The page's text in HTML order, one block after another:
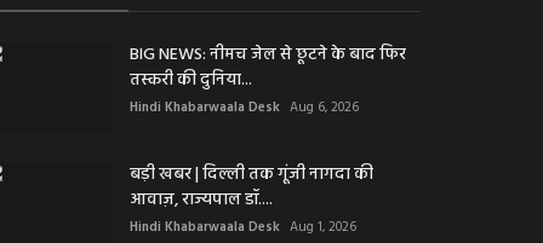
BIG NEWS: नीमच जेल से छूटने के बाद फिर
तस्करी की दुनिया...
Hindi Khabarwaala Desk Aug 6, 2026
बड़ी खबर | दिल्ली तक गूंजी नागदा की
आवाज़, राज्यपाल डॉ....
Hindi Khabarwaala Desk Aug 1, 2026